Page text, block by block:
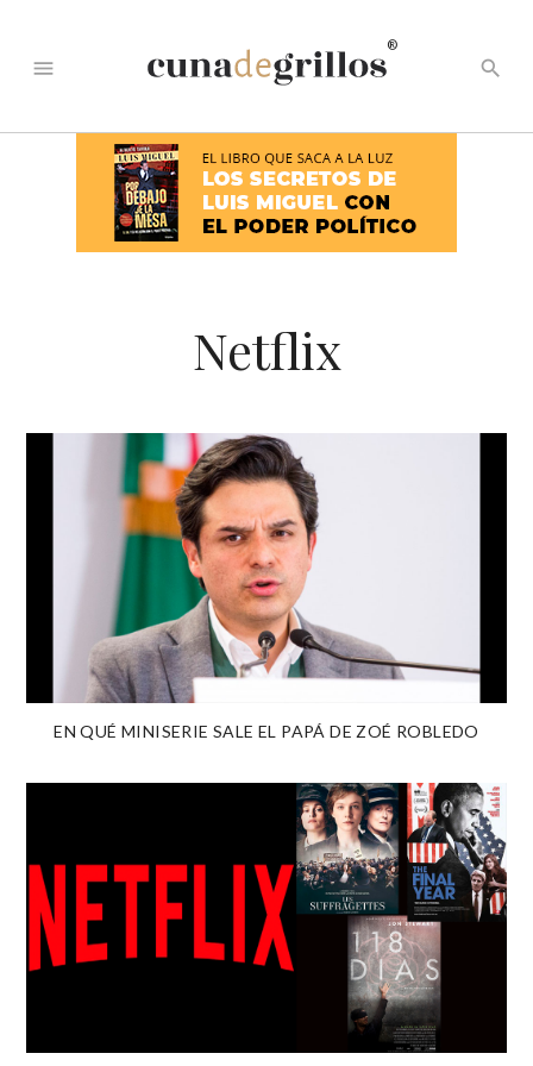
menu
®
search
Netflix
EN QUÉ MINISERIE SALE EL PAPÁ DE ZOÉ ROBLEDO